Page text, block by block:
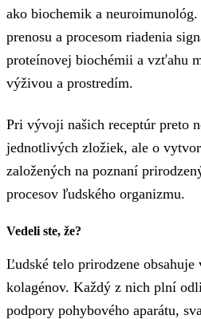
ako biochemik a
prenosu a procesom riadenia
proteínovej biochémii a vzťahu
výživou a prostredím.
Pri vývoji našich receptúr preto
jednotlivých zložiek, ale o
založených na poznaní
procesov ľudského organizmu.
Vedeli ste, že?
Ľudské telo prirodzene
kolagénov. Každý z nich plní
podpory pohybového aparátu,